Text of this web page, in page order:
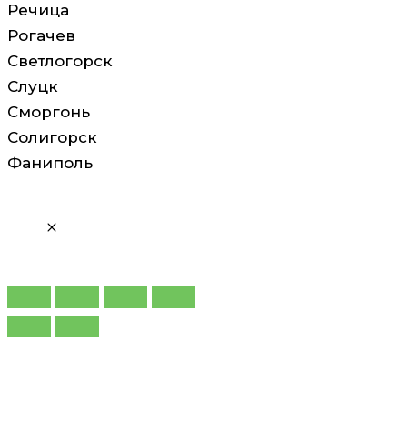
Речица
Рогачев
Светлогорск
Слуцк
Сморгонь
Солигорск
Фаниполь